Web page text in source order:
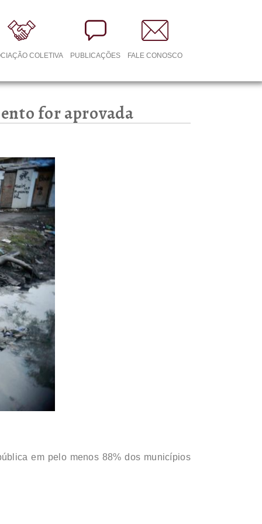
COLETIVA PUBLICAÇÕES FALE CONOSCO
for aprovada
em pelo menos 88% dos municípios